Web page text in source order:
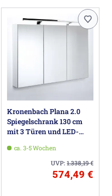
Kronenbach Plana 2.0
Spiegelschrank 130 cm
mit 3 Türen und LED-
ca. 3-5 Wochen
UVP:1.338,19€
574,49 €